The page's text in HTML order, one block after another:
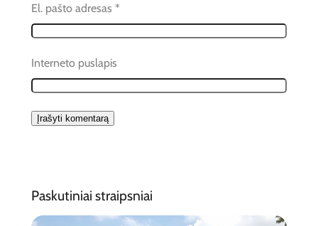
El. pašto adresas *
Interneto puslapis
Paskutiniai straipsniai